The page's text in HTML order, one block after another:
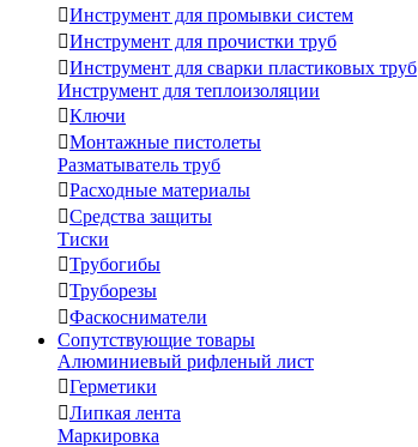
Инструмент для промывки систем
Инструмент для прочистки труб
Инструмент для сварки пластиковых труб
Инструмент для теплоизоляции
Ключи
Монтажные пистолеты
Разматыватель труб
Расходные материалы
Средства защиты
Тиски
Трубогибы
Труборезы
Фаскосниматели
Сопутствующие товары
Алюминиевый рифленый лист
Герметики
Липкая лента
Маркировка